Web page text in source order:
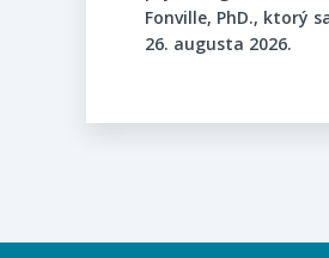
Fonville, PhD., ktorý
26. augusta 2026.